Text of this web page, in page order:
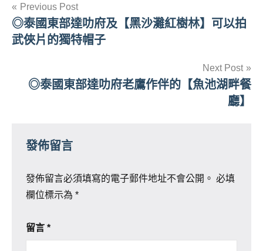
文
章
Previous Post
◎泰國東部達叻府及【黑沙灘紅樹林】可以拍
武俠片的獨特帽子
Next Post
◎泰國東部達叻府老鷹作伴的【魚池湖畔餐
廳】
發佈留言
發佈留言必須填寫的電子郵件地址不會公開。 必填
欄位標示為 *
留言 *